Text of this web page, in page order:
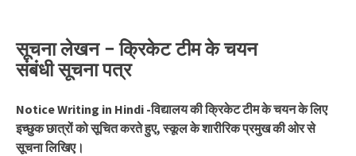
सूचना लेखन –क्रिकेट टीम के चयन
संबंधीसूचनापत्र
Notice Writing in Hindi -विद्यालय की क्रिकेट टीम के चयन के लिए
इच्छुक छात्रों को सूचित करते हुए, स्कूल के शारीरिक प्रमुख की ओर से
सूचना लिखिए।